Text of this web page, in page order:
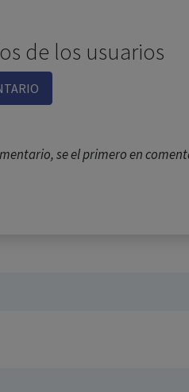
de los usuarios
se el primero en